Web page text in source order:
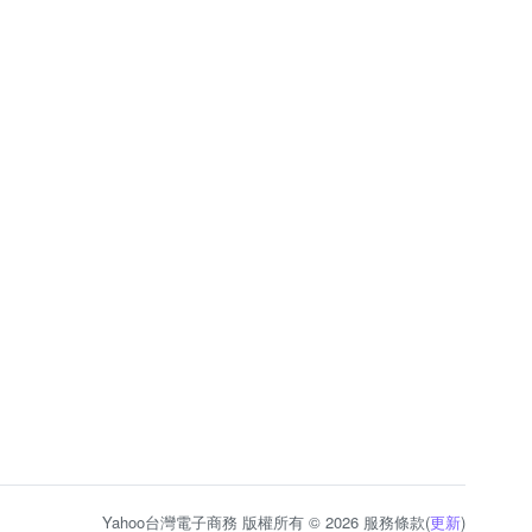
Yahoo台灣電子商務 版權所有 © 2026 服務條款(更新)